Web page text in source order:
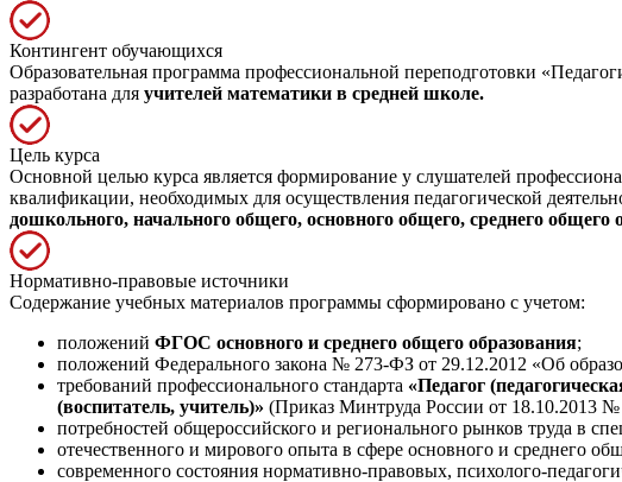
Контингент обучающихся
Образовательная программа профессиональной переподготовки
разработана для учителей математики в средней школе.
Цель курса
Основной целью курса является формирование у слушателей
квалификации, необходимых для осуществления педагогической
дошкольного, начального общего, основного общего, среднего общего
Нормативно-правовые источники
Содержание учебных материалов программы сформировано с учетом:
положений ФГОС основного и среднего общего образования;
положений Федерального закона № 273-ФЗ от 29.12.2012 «Об
требований профессионального стандарта «Педагог
(воспитатель, учитель)» (Приказ Минтруда России от 18.10.2013 №
потребностей общероссийского и регионального рынков труда в
отечественного и мирового опыта в сфере основного и среднего
современного состояния нормативно-правовых, психолого-